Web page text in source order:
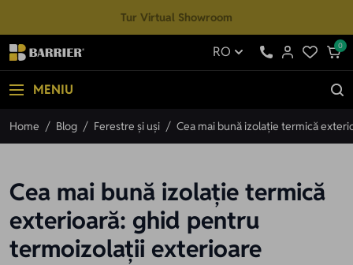
Tur Virtual Showroom
RO 0
MENIU
Home / Blog / Ferestre și uși / Cea mai bună izolație termică
Cea mai bună izolație termică
exterioară: ghid pentru
termoizolații exterioare